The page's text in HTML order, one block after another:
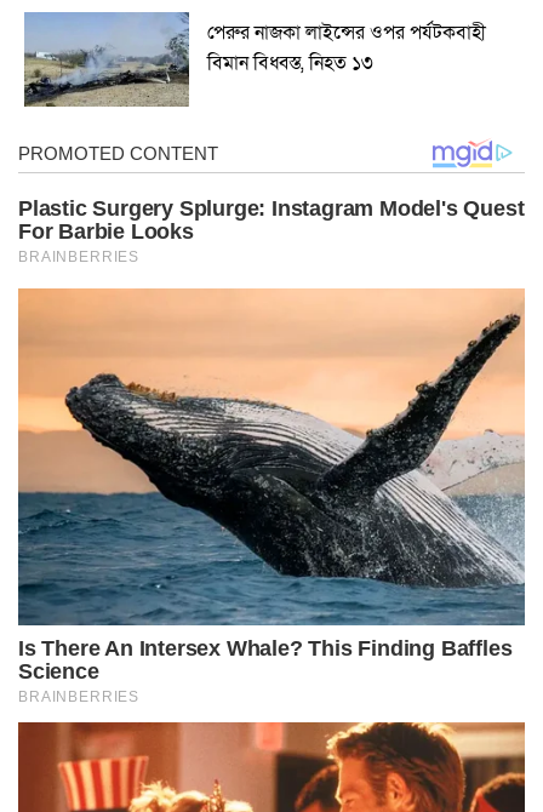
পেরুর নাজকা লাইন্সের ওপর পর্যটকবাহী
বিমান বিধ্বস্ত, নিহত ১৩